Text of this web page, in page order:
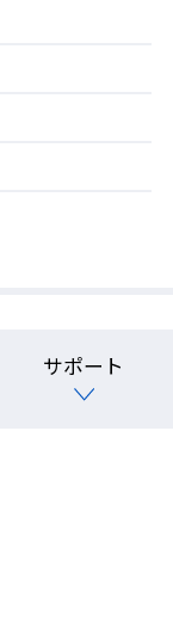
サポート